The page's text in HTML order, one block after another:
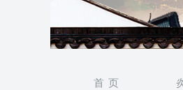
首 页